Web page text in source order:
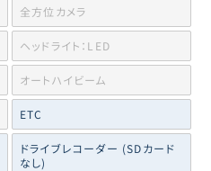
全方位カメラ
ヘッドライト：LED
オートハイビーム
ETC
ドライブレコーダー (SDカード
なし)